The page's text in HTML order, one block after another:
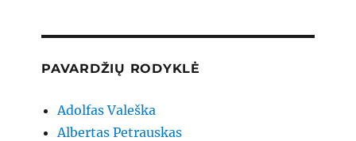
PAVARDŽIŲ RODYKLĖ
Adolfas Valeška
Albertas Petrauskas